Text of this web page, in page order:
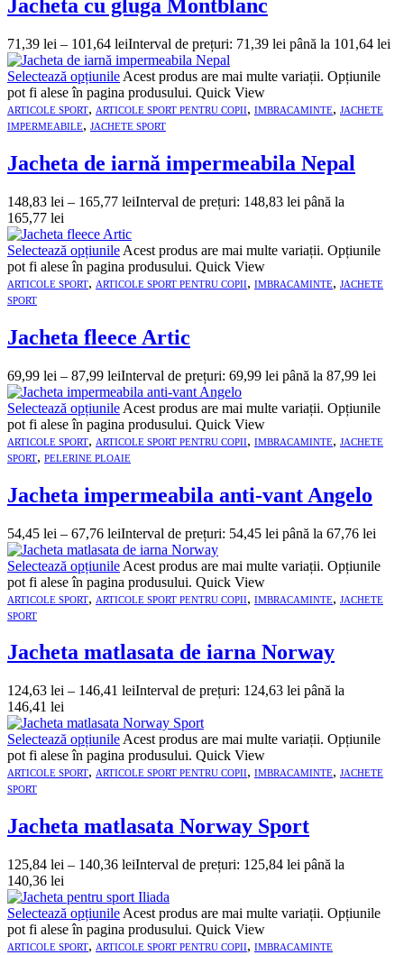
Jacheta cu gluga Montblanc
71,39 lei – 101,64 leiInterval de prețuri: 71,39 lei până la 101,64 lei
Selectează opțiunile Acest produs are mai multe variații. Opțiunile
pot fi alese în pagina produsului. Quick View
ARTICOLE SPORT, ARTICOLE SPORT PENTRU COPII, IMBRACAMINTE, JACHETE
IMPERMEABILE, JACHETE SPORT
Jacheta de iarnă impermeabila Nepal
148,83 lei – 165,77 leiInterval de prețuri: 148,83 lei până la
165,77 lei
Selectează opțiunile Acest produs are mai multe variații. Opțiunile
pot fi alese în pagina produsului. Quick View
ARTICOLE SPORT, ARTICOLE SPORT PENTRU COPII, IMBRACAMINTE, JACHETE
SPORT
Jacheta fleece Artic
69,99 lei – 87,99 leiInterval de prețuri: 69,99 lei până la 87,99 lei
Selectează opțiunile Acest produs are mai multe variații. Opțiunile
pot fi alese în pagina produsului. Quick View
ARTICOLE SPORT, ARTICOLE SPORT PENTRU COPII, IMBRACAMINTE, JACHETE
SPORT, PELERINE PLOAIE
Jacheta impermeabila anti-vant Angelo
54,45 lei – 67,76 leiInterval de prețuri: 54,45 lei până la 67,76 lei
Selectează opțiunile Acest produs are mai multe variații. Opțiunile
pot fi alese în pagina produsului. Quick View
ARTICOLE SPORT, ARTICOLE SPORT PENTRU COPII, IMBRACAMINTE, JACHETE
SPORT
Jacheta matlasata de iarna Norway
124,63 lei – 146,41 leiInterval de prețuri: 124,63 lei până la
146,41 lei
Selectează opțiunile Acest produs are mai multe variații. Opțiunile
pot fi alese în pagina produsului. Quick View
ARTICOLE SPORT, ARTICOLE SPORT PENTRU COPII, IMBRACAMINTE, JACHETE
SPORT
Jacheta matlasata Norway Sport
125,84 lei – 140,36 leiInterval de prețuri: 125,84 lei până la
140,36 lei
Selectează opțiunile Acest produs are mai multe variații. Opțiunile
pot fi alese în pagina produsului. Quick View
ARTICOLE SPORT, ARTICOLE SPORT PENTRU COPII, IMBRACAMINTE